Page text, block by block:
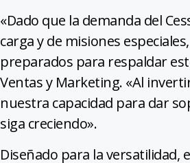
«Dado que la demanda del
carga y de misiones
preparados para respaldar
Ventas y Marketing. «Al
nuestra capacidad para dar
siga creciendo».
Diseñado para la versatilidad,